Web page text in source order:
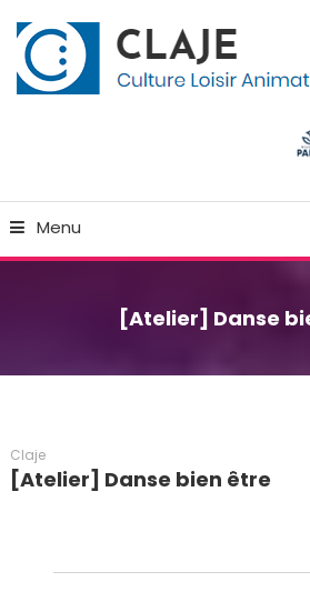
To
Content
Menu
[Atelier] Danse
Claje
[Atelier] Danse bien être